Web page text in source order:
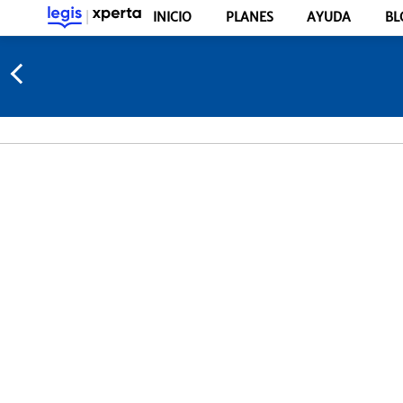
INICIO PLANES AYUDA